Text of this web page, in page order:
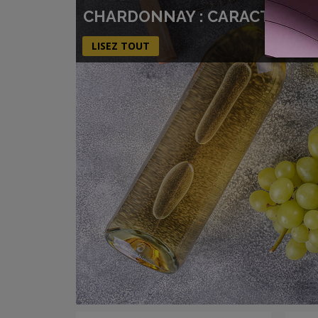
CHARDONNAY :
LISEZ TOUT